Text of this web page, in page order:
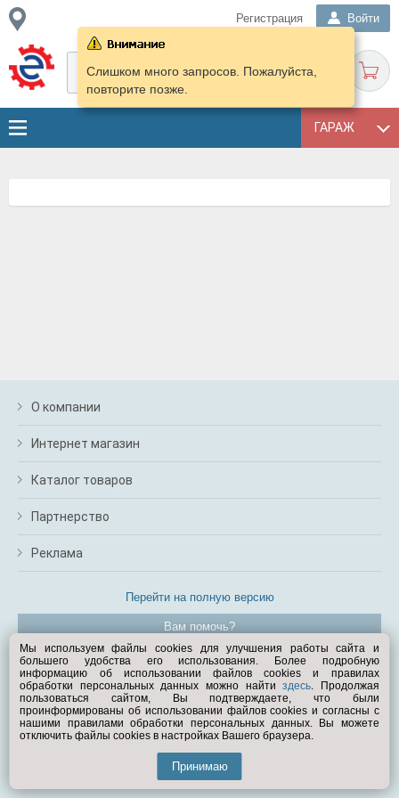
Регистрация Войти
ГАРАЖ
Слишком много запросов. Пожалуйста,
повторите позже.
О компании
Интернет магазин
Каталог товаров
Партнерство
Реклама
Перейти на полную версию
Вам помочь?
© Exist.ru 1998—2026
Мы используем файлы cookies для улучшения работы сайта и
большего удобства его использования. Более подробную
информацию об использовании файлов cookies и правилах
обработки персональных данных можно найтиздесь. Продолжая
пользоваться сайтом, Вы подтверждаете, что были
проинформированы об использовании файлов cookies и согласны с
нашими правилами обработки персональных данных. Вы можете
отключить файлы cookies в настройках Вашего браузера.
Принимаю